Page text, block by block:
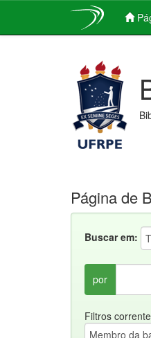
Página de
Buscar em:
por
Filtros